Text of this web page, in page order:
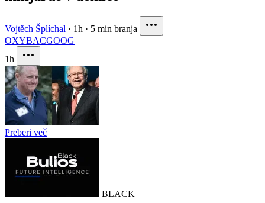
Vojtěch Šplíchal · 1h · 5 min branja
OXYBACGOOG
1h
Preberi več
BLACK